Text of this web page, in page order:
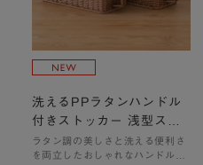
洗えるPPラタンハンドル
付きストッカー 浅型スリ
ム｜W15×D40×13cm
ラタン調の美しさと洗える便利さ
を両立したおしゃれなハンドル付